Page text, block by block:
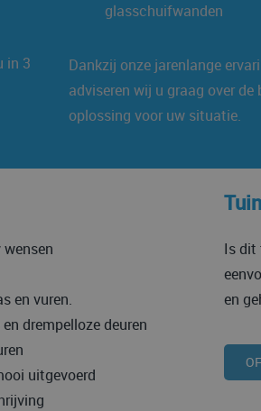
in 3
glasschuifwanden
Dankzij onze jarenlange
adviseren wij u graag over de
oplossing voor uw situatie.
en vuren.
drempelloze deuren
uitgevoerd
Is dit
en